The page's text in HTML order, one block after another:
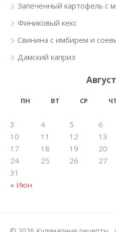
Запеченный картофель с
Финиковый кекс
Свинина с имбирем и
Дамский каприз
ПН ВТ СР
« Июн
3
4 5 6
10
11 12 13
17
18 19 20
24
25 26 27
31